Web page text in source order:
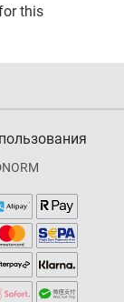
this